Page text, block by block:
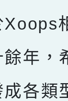
Xoops
年，
成各類